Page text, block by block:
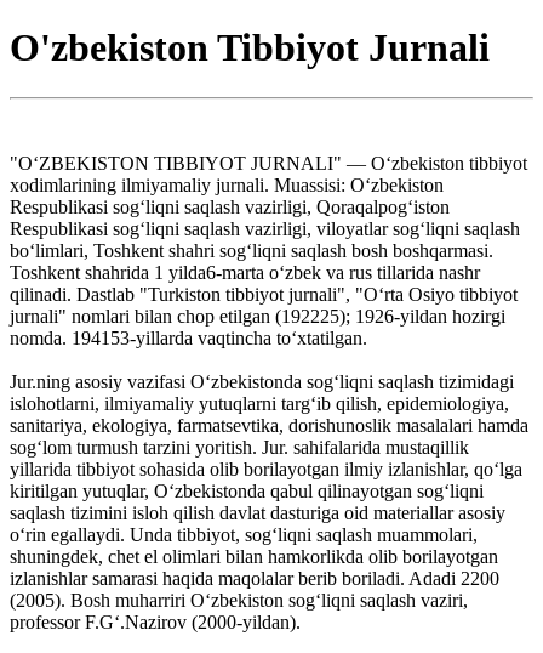
O'zbekiston Tibbiyot Jurnali
"OʻZBEKISTON TIBBIYOT JURNALI" — Oʻzbekiston tibbiyot
xodimlarining ilmiyamaliy jurnali. Muassisi: Oʻzbekiston
Respublikasi sogʻliqni saqlash vazirligi, Qoraqalpogʻiston
Respublikasi sogʻliqni saqlash vazirligi, viloyatlar sogʻliqni saqlash
boʻlimlari, Toshkent shahri sogʻliqni saqlash bosh boshqarmasi.
Toshkent shahrida 1 yilda6-marta oʻzbek va rus tillarida nashr
qilinadi. Dastlab "Turkiston tibbiyot jurnali", "Oʻrta Osiyo tibbiyot
jurnali" nomlari bilan chop etilgan (192225); 1926-yildan hozirgi
nomda. 194153-yillarda vaqtincha toʻxtatilgan.
Jur.ning asosiy vazifasi Oʻzbekistonda sogʻliqni saqlash tizimidagi
islohotlarni, ilmiyamaliy yutuqlarni targʻib qilish, epidemiologiya,
sanitariya, ekologiya, farmatsevtika, dorishunoslik masalalari hamda
sogʻlom turmush tarzini yoritish. Jur. sahifalarida mustaqillik
yillarida tibbiyot sohasida olib borilayotgan ilmiy izlanishlar, qoʻlga
kiritilgan yutuqlar, Oʻzbekistonda qabul qilinayotgan sogʻliqni
saqlash tizimini isloh qilish davlat dasturiga oid materiallar asosiy
oʻrin egallaydi. Unda tibbiyot, sogʻliqni saqlash muammolari,
shuningdek, chet el olimlari bilan hamkorlikda olib borilayotgan
izlanishlar samarasi haqida maqolalar berib boriladi. Adadi 2200
(2005). Bosh muharriri Oʻzbekiston sogʻliqni saqlash vaziri,
professor F.Gʻ.Nazirov (2000-yildan).